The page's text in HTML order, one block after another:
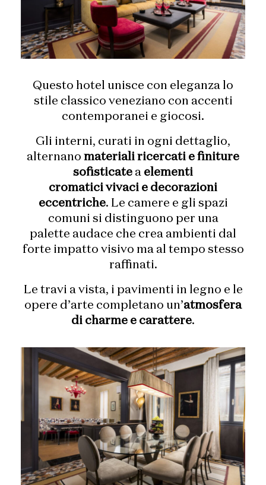
Questo hotel unisce con eleganza lo
stile classico veneziano con accenti
contemporanei e giocosi.
Gli interni, curati in ogni dettaglio,
alternano materiali ricercati e finiture
sofisticate a elementi
cromatici vivaci e decorazioni
eccentriche. Le camere e gli spazi
comuni si distinguono per una
palette audace che crea ambienti dal
forte impatto visivo ma al tempo stesso
raffinati.
Le travi a vista, i pavimenti in legno e le
opere d’arte completano un’atmosfera
di charme e carattere.